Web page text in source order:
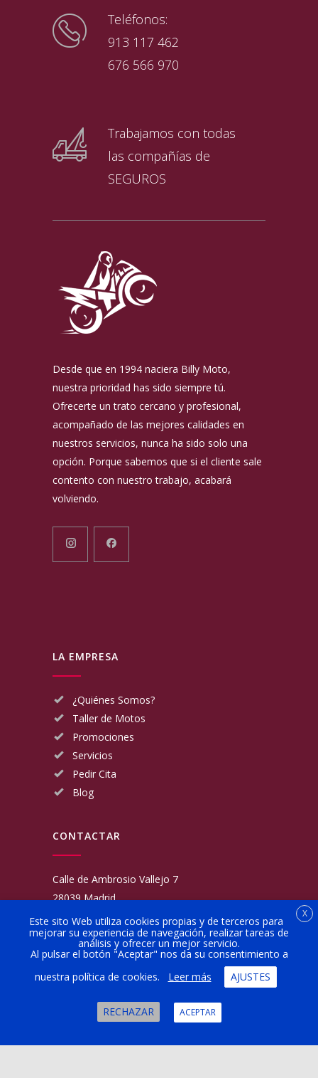
Teléfonos:
913 117 462
676 566 970
Trabajamos con todas
las compañías de
SEGUROS
Desde que en 1994 naciera Billy Moto,
nuestra prioridad has sido siempre tú.
Ofrecerte un trato cercano y profesional,
acompañado de las mejores calidades en
nuestros servicios, nunca ha sido solo una
opción. Porque sabemos que si el cliente sale
contento con nuestro trabajo, acabará
volviendo.
LA EMPRESA
¿Quiénes Somos?
Taller de Motos
Promociones
Servicios
Pedir Cita
Blog
CONTACTAR
Calle de Ambrosio Vallejo 7
28039 Madrid
Fijo:
913 117 462
Movil:
676 566 970
administracion@talleresgarciamartinezehijos.com
Lun a Vier:
9:00 a 14:00
16:00 a 20:00
X
Este sito Web utiliza cookies propias y de terceros para
mejorar su experiencia de navegación, realizar tareas de
análisis y ofrecer un mejor servicio.
Al pulsar el botón "Aceptar" nos da su consentimiento a
nuestra política de cookies.
Leer más AJUSTES
RECHAZAR ACEPTAR